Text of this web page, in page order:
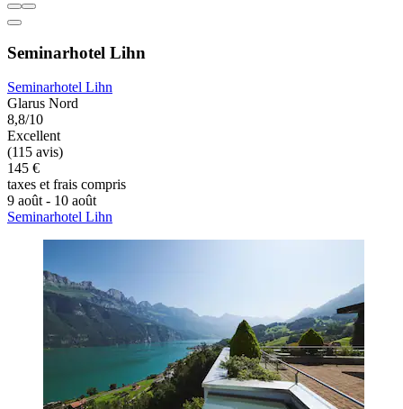
Seminarhotel Lihn
Seminarhotel Lihn
Glarus Nord
8,8/10
Excellent
(115 avis)
145 €
taxes et frais compris
9 août - 10 août
Seminarhotel Lihn